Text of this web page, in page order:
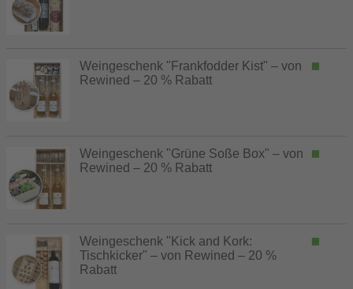
Weingeschenk "Frankfodder Kist" – von
Rewined – 20 % Rabatt
Weingeschenk "Grüne Soße Box" – von
Rewined – 20 % Rabatt
Weingeschenk "Kick and Kork:
Tischkicker" – von Rewined – 20 %
Rabatt